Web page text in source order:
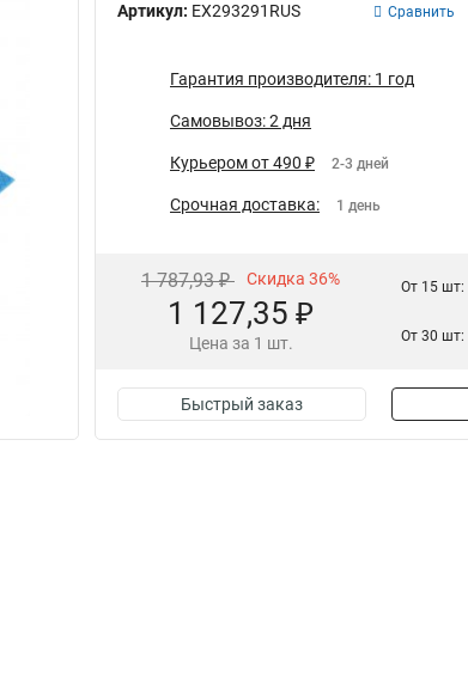
Артикул: EX293291RUS Сравнить
Гарантия производителя: 1 год
Самовывоз: 2 дня
Курьером от 490 ₽ 2-3 дней
Срочная доставка: 1 день
1 787,93 ₽ Скидка 36%
1 127,35 ₽
Цена за 1 шт.
От 15 шт:
От 30 шт:
Быстрый заказ